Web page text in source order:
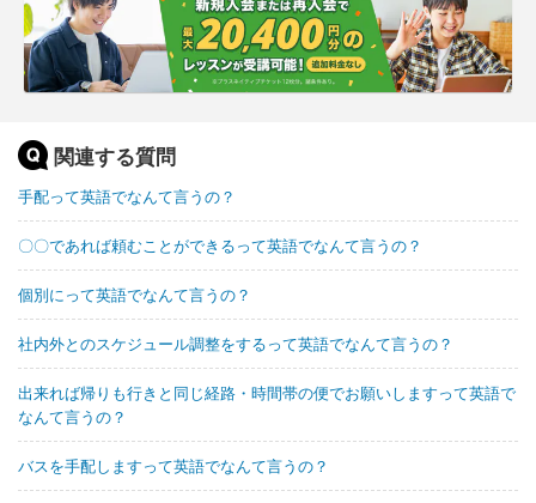
関連する質問
手配って英語でなんて言うの？
〇〇であれば頼むことができるって英語でなんて言うの？
個別にって英語でなんて言うの？
社内外とのスケジュール調整をするって英語でなんて言うの？
出来れば帰りも行きと同じ経路・時間帯の便でお願いしますって英語で
なんて言うの？
バスを手配しますって英語でなんて言うの？